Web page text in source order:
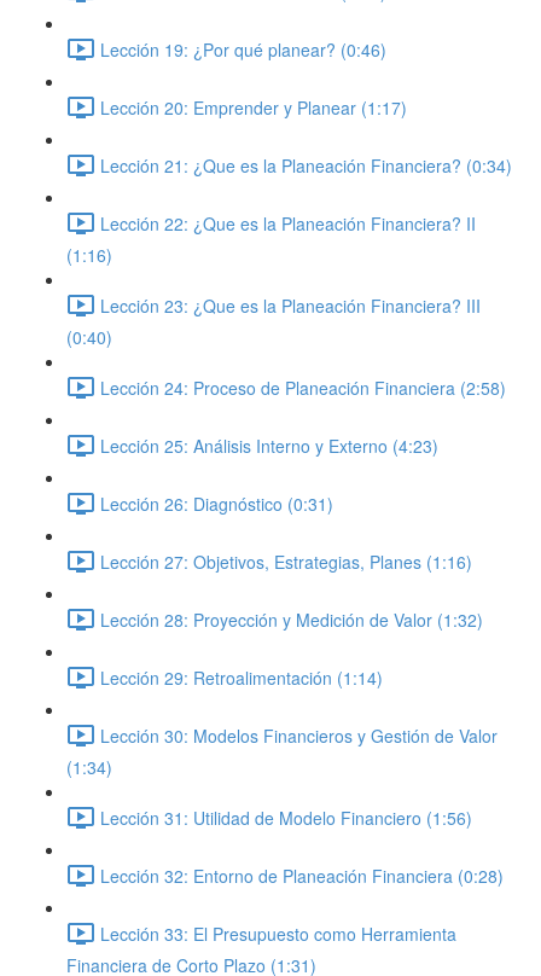
Lección 19: ¿Por qué planear? (0:46)
Lección 20: Emprender y Planear (1:17)
Lección 21: ¿Que es la Planeación Financiera? (0:34)
Lección 22: ¿Que es la Planeación Financiera? II
(1:16)
Lección 23: ¿Que es la Planeación Financiera? III
(0:40)
Lección 24: Proceso de Planeación Financiera (2:58)
Lección 25: Análisis Interno y Externo (4:23)
Lección 26: Diagnóstico (0:31)
Lección 27: Objetivos, Estrategias, Planes (1:16)
Lección 28: Proyección y Medición de Valor (1:32)
Lección 29: Retroalimentación (1:14)
Lección 30: Modelos Financieros y Gestión de Valor
(1:34)
Lección 31: Utilidad de Modelo Financiero (1:56)
Lección 32: Entorno de Planeación Financiera (0:28)
Lección 33: El Presupuesto como Herramienta
Financiera de Corto Plazo (1:31)